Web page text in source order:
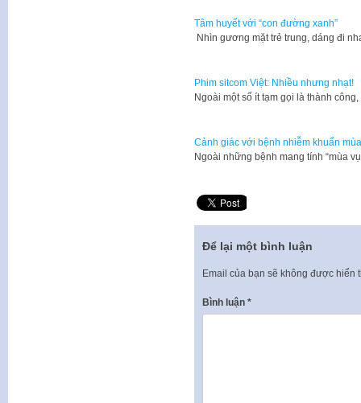
Tâm huyết với “con đường xanh”
Nhìn gương mặt trẻ trung, dáng đi
Phim sitcom Việt: Nhiều nhưng nhạt!
​Ngoài một số ít tạm gọi là thành
Cảnh giác với bệnh nhiễm khuẩn
​Ngoài những bệnh mang tính “mùa
Để lại một bình luận
Email của bạn sẽ không được hiển
Bình luận *